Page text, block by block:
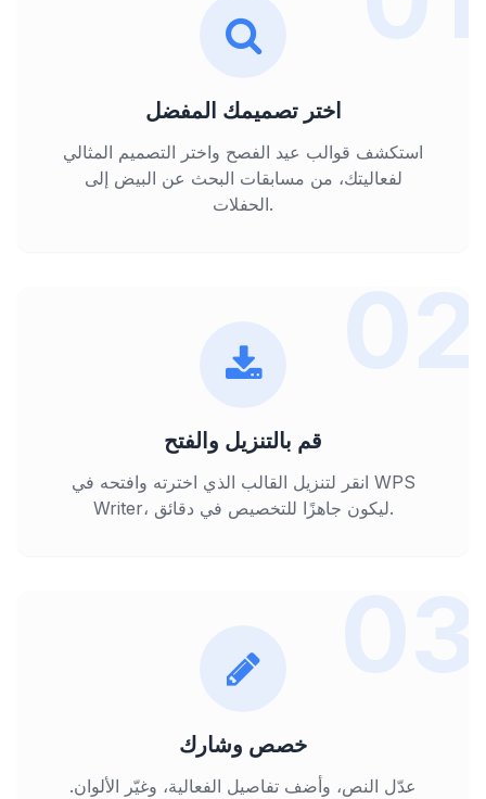
اختر تصميمك المفضل
استكشف قوالب عيد الفصح واختر التصميم المثالي
لفعاليتك، من مسابقات البحث عن البيض إلى
الحفلات.
قم بالتنزيل والفتح
انقر لتنزيل القالب الذي اخترته وافتحه في WPS
Writer، ليكون جاهزًا للتخصيص في دقائق.
خصص وشارك
عدّل النص، وأضف تفاصيل الفعالية، وغيّر الألوان.